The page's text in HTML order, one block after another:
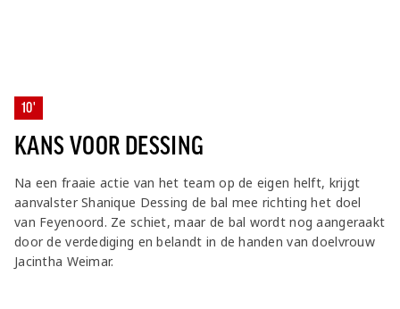
10'
KANS VOOR DESSING
Na een fraaie actie van het team op de eigen helft, krijgt
aanvalster Shanique Dessing de bal mee richting het doel
van Feyenoord. Ze schiet, maar de bal wordt nog aangeraakt
door de verdediging en belandt in de handen van doelvrouw
Jacintha Weimar.